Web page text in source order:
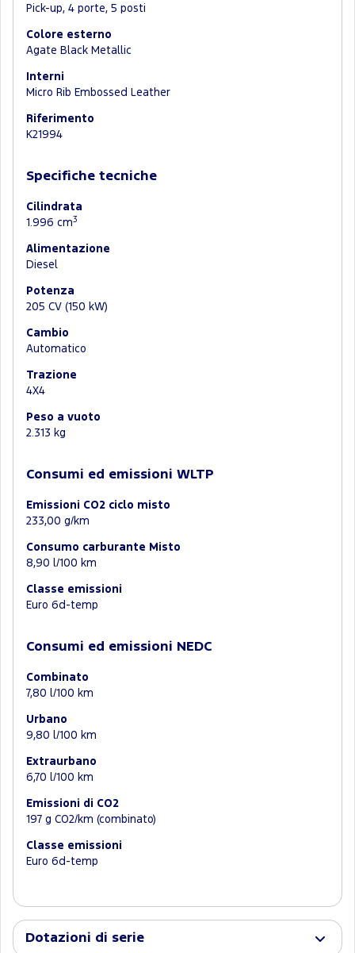
Pick-up, 4 porte, 5 posti
Colore esterno
Agate Black Metallic
Interni
Micro Rib Embossed Leather
Riferimento
K21994
Specifiche tecniche
Cilindrata
1.996 cm3
Alimentazione
Diesel
Potenza
205 CV (150 kW)
Cambio
Automatico
Trazione
4X4
Peso a vuoto
2.313 kg
Consumi ed emissioni WLTP
Emissioni CO2 ciclo misto
233,00 g/km
Consumo carburante Misto
8,90 l/100 km
Classe emissioni
Euro 6d-temp
Consumi ed emissioni NEDC
Combinato
7,80 l/100 km
Urbano
9,80 l/100 km
Extraurbano
6,70 l/100 km
Emissioni di CO2
197 g CO2/km (combinato)
Classe emissioni
Euro 6d-temp
Dotazioni di serie